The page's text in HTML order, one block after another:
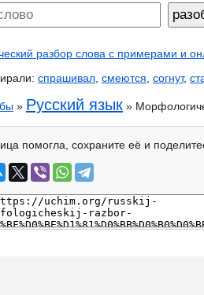
разбор слова с примерами и
спрашивал смеются согнут,
» Русский язык »
помогла, сохраните её и